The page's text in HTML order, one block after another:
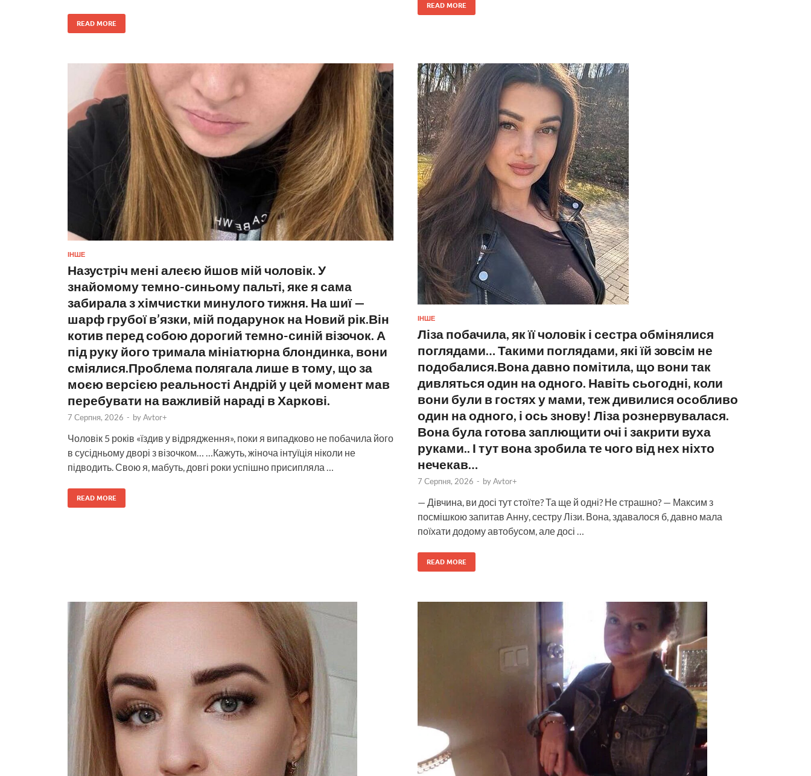
READ MORE
READ MORE
ІНШЕ
Назустріч мені алеєю йшов мій чоловік. У
знайомому темно-синьому пальті, яке я сама
забирала з хімчистки минулого тижня. На шиї —
шарф грубої в’язки, мій подарунок на Новий рік.Він
котив перед собою дорогий темно-синій візочок. А
під руку його тримала мініатюрна блондинка, вони
сміялися.Проблема полягала лише в тому, що за
моєю версією реальності Андрій у цей момент мав
перебувати на важливій нараді в Харкові.
7 Серпня, 2026 - byAvtor+
Чоловік 5 років «їздив у відрядження», поки я випадково не побачила його
в сусідньому дворі з візочком… …Кажуть, жіноча інтуїція ніколи не
підводить. Свою я, мабуть, довгі роки успішно присипляла …
READ MORE
ІНШЕ
Ліза побачила, як її чоловік і сестра обмінялися
поглядами… Такими поглядами, які їй зовсім не
подобалися.Вона давно помітила, що вони так
дивляться один на одного. Навіть сьогодні, коли
вони були в гостях у мами, теж дивилися особливо
один на одного, і ось знову! Ліза рознервувалася.
Вона була готова заплющити очі і закрити вуха
руками.. І тут вона зробила те чого від нех ніхто
нечекав…
7 Серпня, 2026 - byAvtor+
— Дівчина, ви досі тут стоїте? Та ще й одні? Не страшно? — Максим з
посмішкою запитав Анну, сестру Лізи. Вона, здавалося б, давно мала
поїхати додому автобусом, але досі …
READ MORE